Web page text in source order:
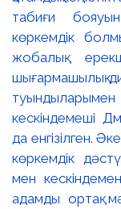
табиғи
көркемдік
жобалық
шығармашылық
кескіндемеші
да енгізілген.
көркемдік
мен
адамды ортақ